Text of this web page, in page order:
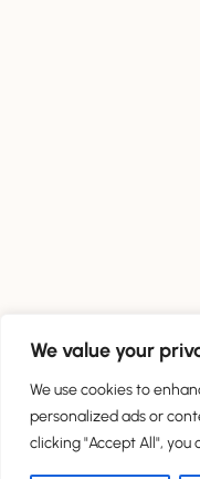
We value your
We use cookies to
personalized ads or
clicking "Accept All", you